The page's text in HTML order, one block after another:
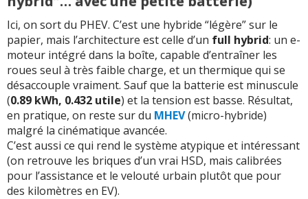
Ici, on sort du PHEV. C’est une hybride “légère” sur le
papier, mais l’architecture est celle d’un full hybrid: un e-
moteur intégré dans la boîte, capable d’entraîner les
roues seul à très faible charge, et un thermique qui se
désaccouple vraiment. Sauf que la batterie est minuscule
(0.89 kWh, 0.432 utile) et la tension est basse. Résultat,
en pratique, on reste sur du MHEV(micro-hybride)
malgré la cinématique avancée.
C’est aussi ce qui rend le système atypique et intéressant
(on retrouve les briques d’un vrai HSD, mais calibrées
pour l’assistance et le velouté urbain plutôt que pour
des kilomètres en EV).